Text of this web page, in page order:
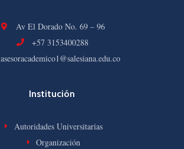
Av El Dorado No. 69 – 96
+57 3153400288
asesoracademico1@salesiana.edu.co
Institución
Autoridades Universitarias
Organización